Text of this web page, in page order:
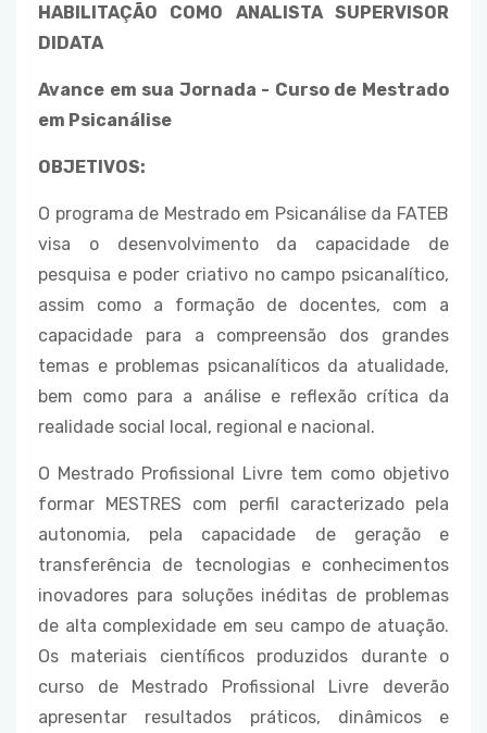
HABILITAÇÃO COMO ANALISTA SUPERVISOR
DIDATA
Avance em sua Jornada - Curso de Mestrado
em Psicanálise
OBJETIVOS:
O programa de Mestrado em Psicanálise da FATEB
visa o desenvolvimento da capacidade de
pesquisa e poder criativo no campo psicanalítico,
assim como a formação de docentes, com a
capacidade para a compreensão dos grandes
temas e problemas psicanalíticos da atualidade,
bem como para a análise e reflexão crítica da
realidade social local, regional e nacional.
O Mestrado Profissional Livre tem como objetivo
formar MESTRES com perfil caracterizado pela
autonomia, pela capacidade de geração e
transferência de tecnologias e conhecimentos
inovadores para soluções inéditas de problemas
de alta complexidade em seu campo de atuação.
Os materiais científicos produzidos durante o
curso de Mestrado Profissional Livre deverão
apresentar resultados práticos, dinâmicos e